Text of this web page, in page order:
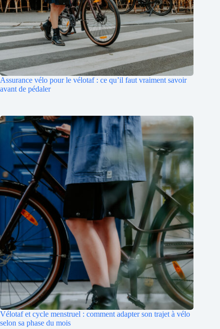
Assurance vélo pour le vélotaf : ce qu’il faut vraiment savoir
avant de pédaler
Vélotaf et cycle menstruel : comment adapter son trajet à vélo
selon sa phase du mois